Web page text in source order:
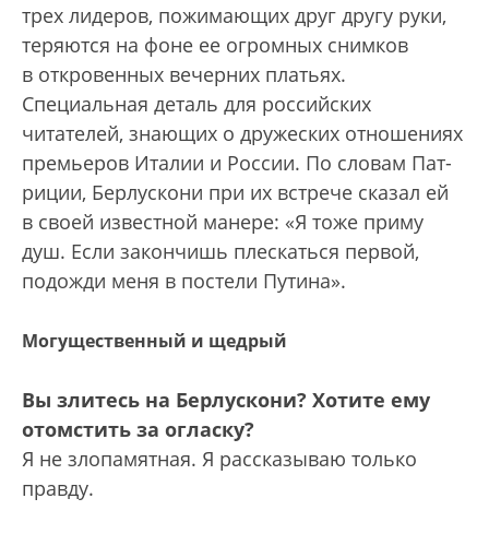
трех лидеров, пожимающих друг другу руки,
теряются на фоне ее огромных снимков
в откровенных вечерних платьях.
Специальная деталь для российских
читателей, знающих о дружеских отношениях
премьеров Италии и России. По словам Пат­
риции, Берлускони при их встрече сказал ей
в своей известной манере: «Я тоже приму
душ. Если закончишь плескаться первой,
подожди меня в постели Путина».
Могущественный и щедрый
Вы злитесь на Берлускони? Хотите ему
отомстить за огласку?
Я не злопамятная. Я рассказываю только
правду.